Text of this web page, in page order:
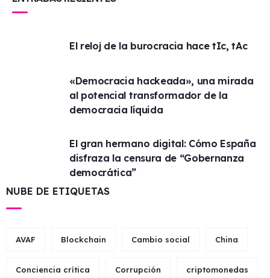
El reloj de la burocracia hace tIc, tAc
«Democracia hackeada», una mirada
al potencial transformador de la
democracia líquida
El gran hermano digital: Cómo España
disfraza la censura de “Gobernanza
democrática”
NUBE DE ETIQUETAS
AVAF Blockchain Cambio social China
Conciencia crítica Corrupción criptomonedas